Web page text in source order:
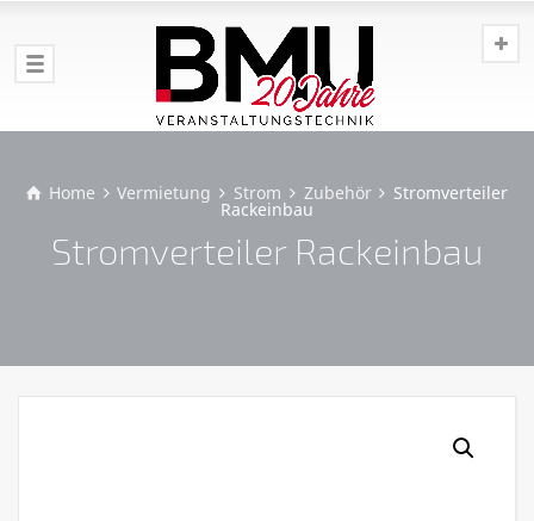
Home Vermietung Strom Zubehör Stromverteiler
Rackeinbau
Stromverteiler Rackeinbau